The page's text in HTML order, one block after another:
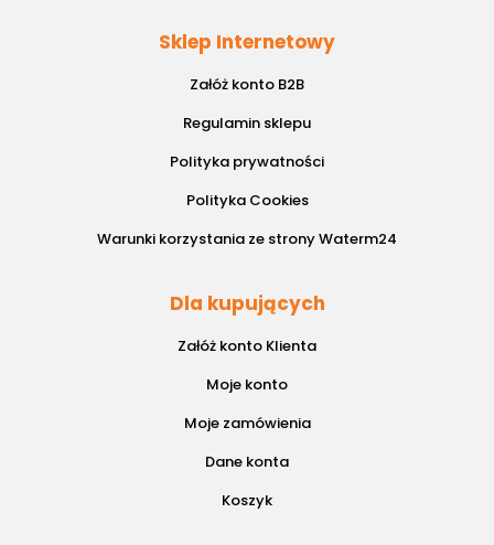
Sklep Internetowy
Załóż konto B2B
Regulamin sklepu
Polityka prywatności
Polityka Cookies
Warunki korzystania ze strony Waterm24
Dla kupujących
Załóż konto Klienta
Moje konto
Moje zamówienia
Dane konta
Koszyk